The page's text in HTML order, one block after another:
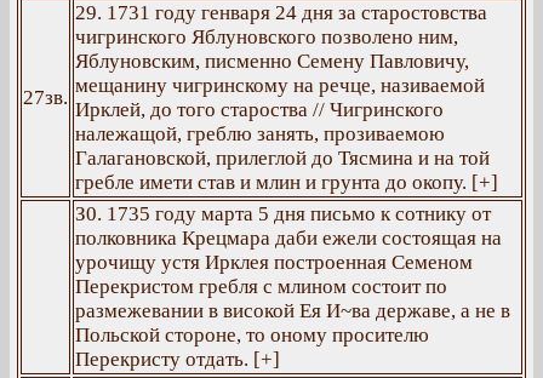
27зв.
29. 1731 году генваря 24 дня за старостовства
чигринского Яблуновского позволено ним,
Яблуновским, писменно Семену Павловичу,
мещанину чигринскому на речце, називаемой
Ирклей, до того староства // Чигринского
належащой, греблю занять, прозиваемою
Галагановской, прилеглой до Тясмина и на той
гребле имети став и млин и грунта до окопу. [+]
З0. 1735 году марта 5 дня письмо к сотнику от
полковника Крецмара даби ежели состоящая на
урочищу устя Ирклея построенная Семеном
Перекристом гребля с млином состоит по
размежевании в високой Ея И~ва державе, а не в
Польской стороне, то оному просителю
Перекристу отдать. [+]